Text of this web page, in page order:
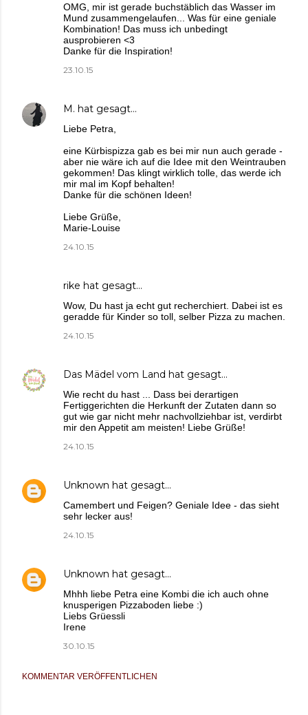
OMG, mir ist gerade buchstäblich das Wasser im
Mund zusammengelaufen... Was für eine geniale
Kombination! Das muss ich unbedingt
ausprobieren <3
Danke für die Inspiration!
23.10.15
M. hat gesagt…
Liebe Petra,
eine Kürbispizza gab es bei mir nun auch gerade -
aber nie wäre ich auf die Idee mit den Weintrauben
gekommen! Das klingt wirklich tolle, das werde ich
mir mal im Kopf behalten!
Danke für die schönen Ideen!
Liebe Grüße,
Marie-Louise
24.10.15
rike hat gesagt…
Wow, Du hast ja echt gut recherchiert. Dabei ist es
geradde für Kinder so toll, selber Pizza zu machen.
24.10.15
Das Mädel vom Land hat gesagt…
Wie recht du hast ... Dass bei derartigen
Fertiggerichten die Herkunft der Zutaten dann so
gut wie gar nicht mehr nachvollziehbar ist, verdirbt
mir den Appetit am meisten! Liebe Grüße!
24.10.15
Unknown hat gesagt…
Camembert und Feigen? Geniale Idee - das sieht
sehr lecker aus!
24.10.15
Unknown hat gesagt…
Mhhh liebe Petra eine Kombi die ich auch ohne
knusperigen Pizzaboden liebe :)
Liebs Grüessli
Irene
30.10.15
KOMMENTAR VERÖFFENTLICHEN